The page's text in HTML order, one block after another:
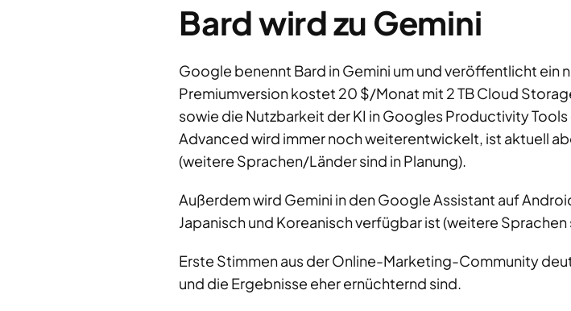
Bard wird zu Gemini
Google benennt Bard in Gemini um und veröffentlicht
Premiumversion kostet 20 $/Monat mit 2 TB Cloud
sowie die Nutzbarkeit der KI in Googles Productivity
Advanced wird immer noch weiterentwickelt, ist aktuell
(weitere Sprachen/Länder sind in Planung).
Außerdem wird Gemini in den Google Assistant auf
Japanisch und Koreanisch verfügbar ist (weitere Sprachen
Erste Stimmen aus der Online-Marketing-Community
und die Ergebnisse eher ernüchternd sind.